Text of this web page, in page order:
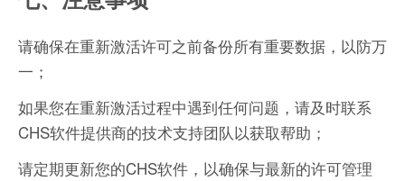
请确保在重新激活许可之前备份所有重要数据，以防万
一；
如果您在重新激活过程中遇到任何问题，请及时联系
CHS软件提供商的技术支持团队以获取帮助；
请定期更新您的CHS软件，以确保与最新的许可管理